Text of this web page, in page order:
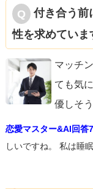
付き合う前
性を求めていま
マッチ
ても気
優しそ
恋愛マスター&AI回答
しいですね。 私は睡